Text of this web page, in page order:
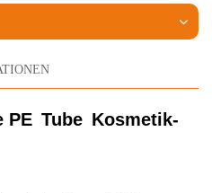
PE Tube Kosmetik-